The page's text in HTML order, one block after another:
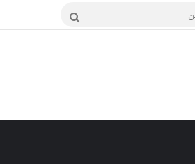
بحث